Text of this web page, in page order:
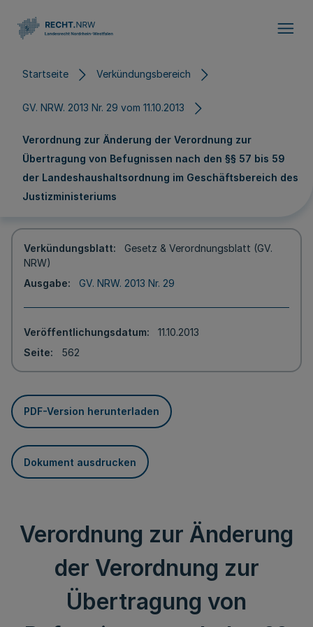
Startseite Verkündungsbereich
GV. NRW. 2013 Nr. 29 vom 11.10.2013
Verordnung zur Änderung der Verordnung zur
Übertragung von Befugnissen nach den §§ 57 bis 59
der Landeshaushaltsordnung im Geschäftsbereich des
Justizministeriums
Verkündungsblatt
Gesetz & Verordnungsblatt (GV.
NRW)
Ausgabe
GV. NRW. 2013 Nr. 29
Veröffentlichungsdatum
11.10.2013
Seite
562
PDF-Version herunterladen
Dokument ausdrucken
Verordnung zur Änderung
der Verordnung zur
Übertragung von